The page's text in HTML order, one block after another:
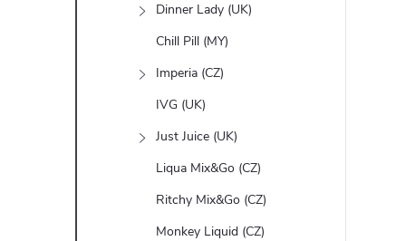
Dinner Lady (UK)
Chill Pill (MY)
Imperia (CZ)
IVG (UK)
Just Juice (UK)
Liqua Mix&Go (CZ)
Ritchy Mix&Go (CZ)
Monkey Liquid (CZ)